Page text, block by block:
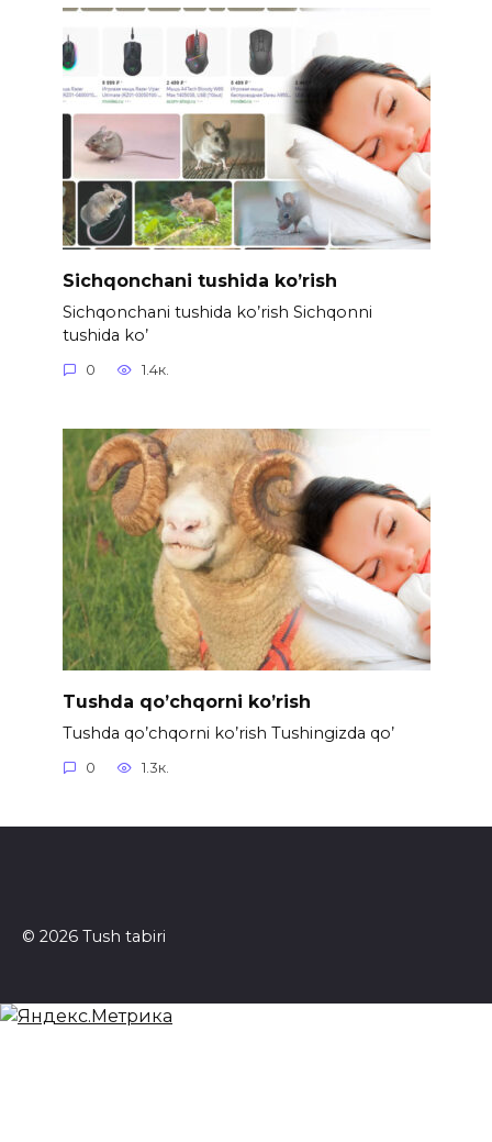
Sichqonchani tushida ko’rish
Sichqonchani tushida ko’rish Sichqonni
tushida ko’
0 1.4к.
Tushda qo’chqorni ko’rish
Tushda qo’chqorni ko’rish Tushingizda qo’
0 1.3к.
© 2026 Tush tabiri